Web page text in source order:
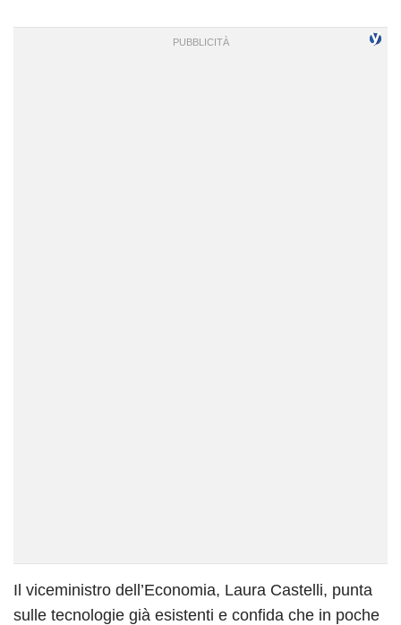
Il viceministro dell’Economia, Laura Castelli, punta
sulle tecnologie già esistenti e confida che in poche